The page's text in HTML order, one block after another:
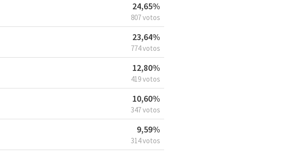
24,65%
807 votos
23,64%
774 votos
12,80%
419 votos
10,60%
347 votos
9,59%
314 votos